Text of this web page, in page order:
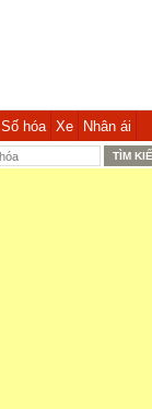
Số hóa Xe Nhân ái